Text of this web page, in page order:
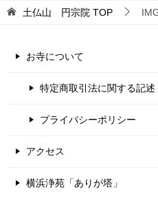
土仏山 円宗院 TOP
お寺について
特定商取引法に関する記述
プライバシーポリシー
アクセス
横浜浄苑「ありが塔」